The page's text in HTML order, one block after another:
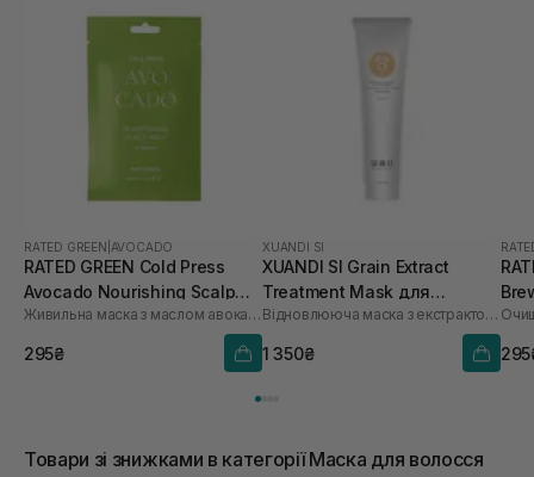
RATED GREEN AVOCADO
RATED GREEN Cold Press
Avocado Nourishing Scalp
Pack 50 мл
Живильна маска з маслом авокадо
295₴
XUANDI SI
XUANDI SI Grain Extract
Treatment Mask для
пошкодженого волосся 300
мл
Відновлююча маска з екстрактом зерна
1 350₴
Товари зі знижками в категорії Маска для волосся